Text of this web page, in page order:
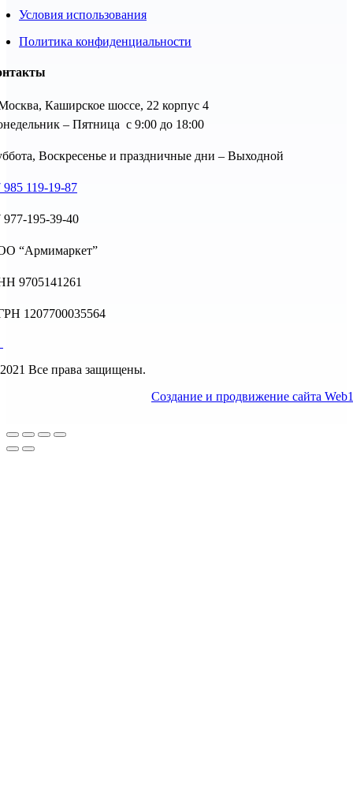
Условия использования
Политика конфиденциальности
Каширское шоссе, 22 корпус 4
– Пятница с 9:00 до 18:00
Воскресенье и праздничные дни – Выходной
985 119-19-87
977-195-39-40
“Армимаркет”
9705141261
1207700035564
Все права защищены.
Создание и продвижение сайта